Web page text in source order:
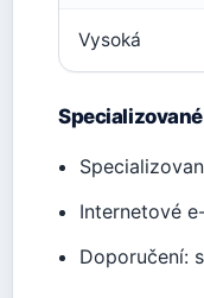
Vysoká
Internetové
Doporučení: